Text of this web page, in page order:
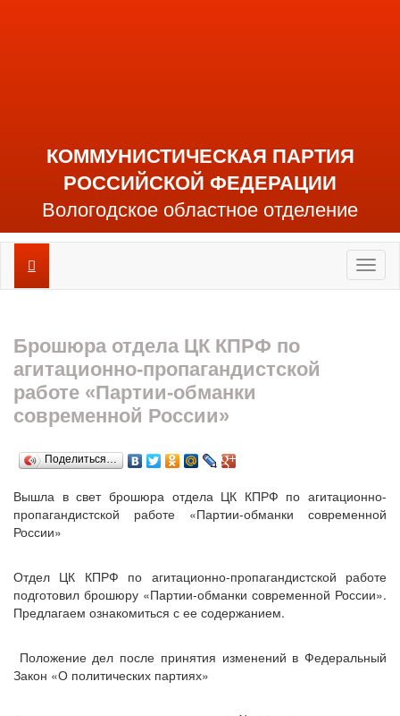
КОММУНИСТИЧЕСКАЯ ПАРТИЯ
РОССИЙСКОЙ ФЕДЕРАЦИИ
Вологодское областное отделение
Брошюра отдела ЦК КПРФ по
агитационно-пропагандистской
работе «Партии-обманки
современной России»
Поделиться…
Вышла в свет брошюра отдела ЦК КПРФ по агитационно-
пропагандистской работе «Партии-обманки современной
России»
Отдел ЦК КПРФ по агитационно-пропагандистской работе
подготовил брошюру «Партии-обманки современной России».
Предлагаем ознакомиться с ее содержанием.
Положение дел после принятия изменений в Федеральный
Закон «О политических партиях»